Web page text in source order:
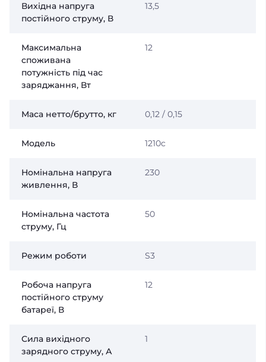
Вихідна напруга
постійного струму, В
13,5
Максимальна
споживана
потужність під час
заряджання, Вт
12
Маса нетто/брутто, кг 0,12 / 0,15
Модель 1210c
Номінальна напруга
живлення, В
230
Номінальна частота
струму, Гц
50
Режим роботи S3
Робоча напруга
постійного струму
батареї, В
12
Сила вихідного
зарядного струму, А
1